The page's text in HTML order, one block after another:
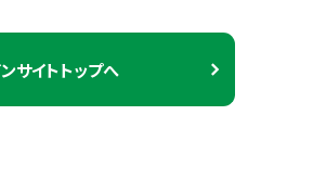
サイトトップへ